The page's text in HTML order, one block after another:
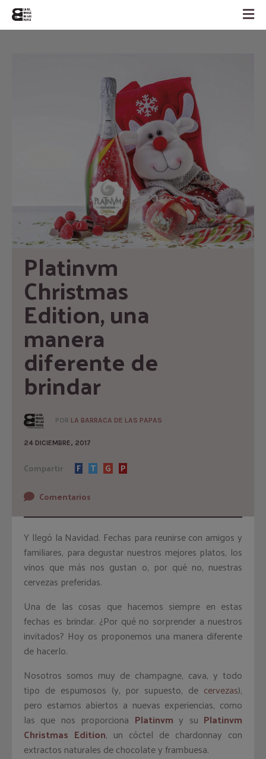
Platinvm
Christmas
Edition, una
manera
diferente de
brindar
POR LA BARRACA DE LAS PAPAS
24 DICIEMBRE, 2017
Compartir F T G
P
Comentarios
Y llegó la Navidad. Fechas para reunirse con amigos y
familiares, para degustar nuestros mejores platos, los
vinos que más nos gustan o, por qué no, nuestras
cervezas preferidas.
Una de las cosas que hacemos siempre en estas
fechas es brindar. ¿Por qué no sorprender a nuestros
invitados? Hoy os proponemos una manera diferente
de hacerlo.
Nosotros somos muy de champagne, cava, y todo
tipo de espumosos (y, por supuesto, de cervezas),
pero estamos abiertos a nuevas experiencias, como
las que nos proporciona Platinvm y su Platinvm
Christmas Edition, un cóctel de chardonnay con
extractos naturales de chocolate y frambuesa.